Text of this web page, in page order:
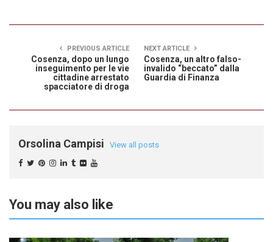
PREVIOUS ARTICLE
Cosenza, dopo un lungo
inseguimento per le vie
cittadine arrestato
spacciatore di droga
NEXT ARTICLE
Cosenza, un altro falso-
invalido “beccato” dalla
Guardia di Finanza
Orsolina Campisi View all posts
You may also like